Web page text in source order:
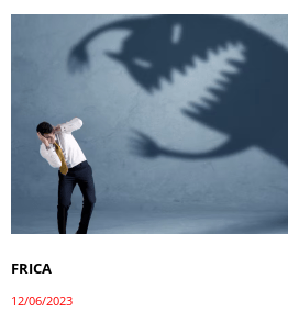
FRICA
12/06/2023